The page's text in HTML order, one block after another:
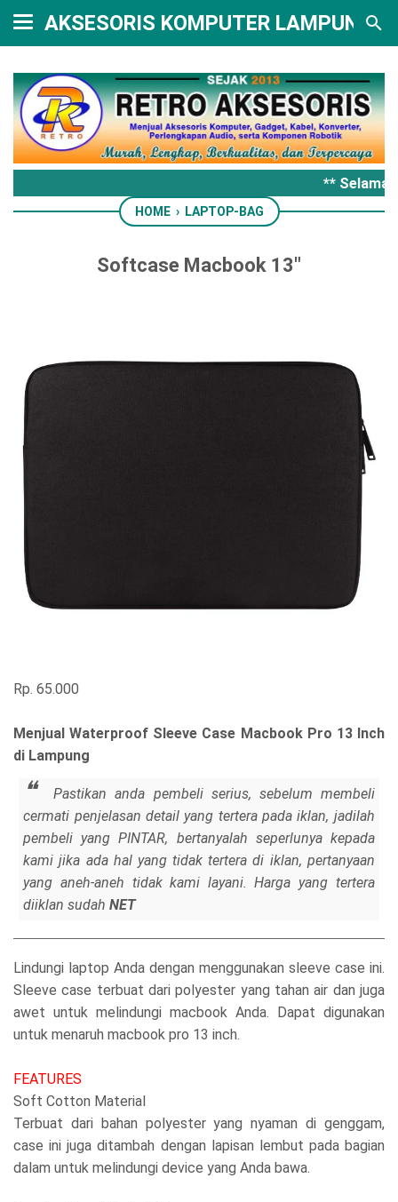
AKSESORIS KOMPUTER LAMPUNG
** Selamat
HOME › LAPTOP-BAG
Softcase Macbook 13"
Rp. 65.000
Menjual Waterproof Sleeve Case Macbook Pro 13 Inch
di Lampung
Pastikan anda pembeli serius, sebelum membeli
cermati penjelasan detail yang tertera pada iklan, jadilah
pembeli yang PINTAR, bertanyalah seperlunya kepada
kami jika ada hal yang tidak tertera di iklan, pertanyaan
yang aneh-aneh tidak kami layani. Harga yang tertera
diiklan sudahNET
Lindungi laptop Anda dengan menggunakan sleeve case ini.
Sleeve case terbuat dari polyester yang tahan air dan juga
awet untuk melindungi macbook Anda. Dapat digunakan
untuk menaruh macbook pro 13 inch.
FEATURES
Soft Cotton Material
Terbuat dari bahan polyester yang nyaman di genggam,
case ini juga ditambah dengan lapisan lembut pada bagian
dalam untuk melindungi device yang Anda bawa.